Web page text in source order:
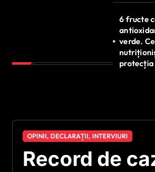
6 fructe
verde.
protecția
OPINII, DECLARAȚII, INTERVIURI
Record de